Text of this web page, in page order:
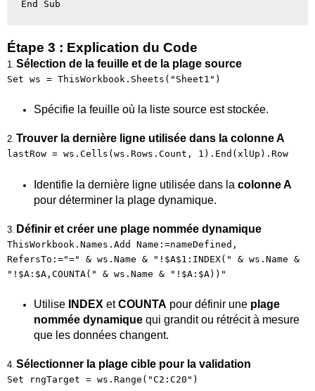
Étape 3 : Explication du Code
1 Sélection de la feuille et de la plage source
Set ws = ThisWorkbook.Sheets("Sheet1")
Spécifie la feuille où la liste source est stockée.
2. Trouver la dernière ligne utilisée dans la colonne A
lastRow = ws.Cells(ws.Rows.Count, 1).End(xlUp).Row
Identifie la dernière ligne utilisée dans lacolonne A
pour déterminer la plage dynamique.
3 Définir et créer une plage nommée dynamique
ThisWorkbook.Names.Add Name:=nameDefined,
RefersTo:="=" & ws.Name & "!$A$1:INDEX(" & ws.Name &
"!$A:$A,COUNTA(" & ws.Name & "!$A:$A))"
Utilise INDEX etCOUNTA pour définir une plage
nommée dynamique qui grandit ou rétrécit à mesure
que les données changent.
4. Sélectionner la plage cible pour la validation
Set rngTarget = ws.Range("C2:C20")